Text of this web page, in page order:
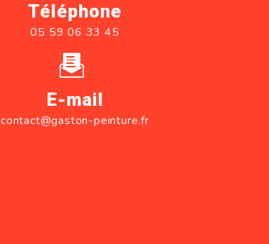
Téléphone
05 59 06 33 45
E-mail
contact@gaston-peinture.fr